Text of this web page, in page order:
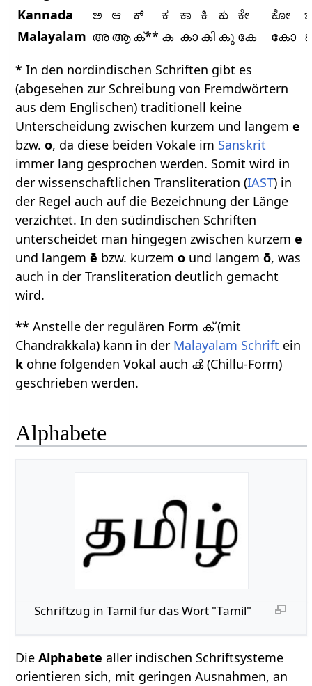
Kannada
ಅ ಆ ಕ್ ಕ ಕಾ ಕಿ ಕು ಕೇ ಕೋ
Malayalam അ ആ ക്** ക കാ കി കു കേ കോ
* In den nordindischen Schriften gibt es
(abgesehen zur Schreibung von Fremdwörtern
aus dem Englischen) traditionell keine
Unterscheidung zwischen kurzem und langeme
bzw.o, da diese beiden Vokale im Sanskrit
immer lang gesprochen werden. Somit wird in
der wissenschaftlichen Transliteration (IAST) in
der Regel auch auf die Bezeichnung der Länge
verzichtet. In den südindischen Schriften
unterscheidet man hingegen zwischen kurzeme
und langemē bzw. kurzemo und langemō, was
auch in der Transliteration deutlich gemacht
wird.
** Anstelle der regulären Form ക് (mit
Chandrakkala) kann in der Malayalam Schrift ein
k ohne folgenden Vokal auch ൿ (Chillu-Form)
geschrieben werden.
Alphabete
Schriftzug in Tamil für das Wort "Tamil"
DieAlphabete aller indischen Schriftsysteme
orientieren sich, mit geringen Ausnahmen, an